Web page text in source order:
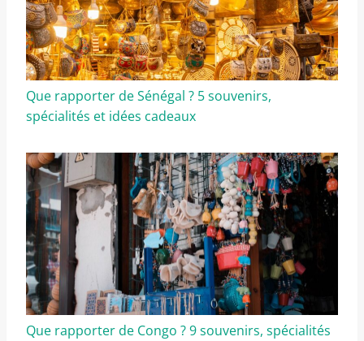
Que rapporter de Sénégal ? 5 souvenirs,
spécialités et idées cadeaux
Que rapporter de Congo ? 9 souvenirs, spécialités